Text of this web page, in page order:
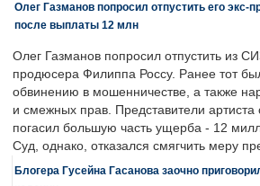
Олег Газманов попросил отпустить его
после выплаты 12 млн
Олег Газманов попросил отпустить из
продюсера Филиппа Россу. Ранее тот
обвинению в мошенничестве, а также
и смежных прав. Представители
погасил большую часть ущерба - 12
Суд, однако, отказался смягчить меру
Блогера Гусейна Гасанова заочно